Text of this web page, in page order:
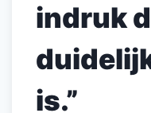
indruk
is.”